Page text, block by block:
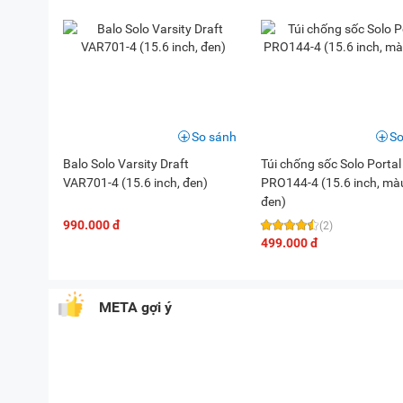
Balo Solo Varsity Draft
VAR701-4 (15.6 inch, đen)
990.000 đ
So sánh
Túi chống sốc Solo Portal
PRO144-4 (15.6 inch,
đen)
(2)
499.000 đ
META gợi ý